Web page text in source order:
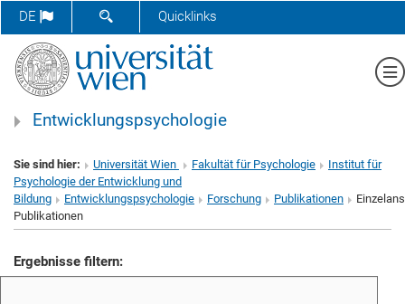
DE SUCHFORMULAR ÖFFNEN
Quicklinks
Entwicklungspsychologie
Sie sind hier: Universität Wien Fakultät für Psychologie
Institut für
Psychologie der Entwicklung und
Bildung
Entwicklungspsychologie Forschung Publikationen
Publikationen
Ergebnisse filtern: